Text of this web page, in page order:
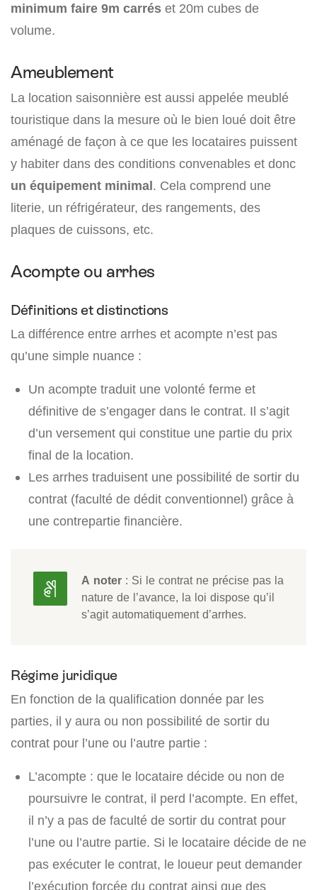
minimum faire 9m carrés et 20m cubes de
volume.
Ameublement
La location saisonnière est aussi appelée meublé
touristique dans la mesure où le bien loué doit être
aménagé de façon à ce que les locataires puissent
y habiter dans des conditions convenables et donc
un équipement minimal. Cela comprend une
literie, un réfrigérateur, des rangements, des
plaques de cuissons, etc.
Acompte ou arrhes
Définitions et distinctions
La différence entre arrhes et acompte n’est pas
qu’une simple nuance :
Un acompte traduit une volonté ferme et
définitive de s’engager dans le contrat. Il s’agit
d’un versement qui constitue une partie du prix
final de la location.
Les arrhes traduisent une possibilité de sortir du
contrat (faculté de dédit conventionnel) grâce à
une contrepartie financière.
A noter : Si le contrat ne précise pas la
nature de l’avance, la loi dispose qu’il
s’agit automatiquement d’arrhes.
Régime juridique
En fonction de la qualification donnée par les
parties, il y aura ou non possibilité de sortir du
contrat pour l’une ou l’autre partie :
L’acompte : que le locataire décide ou non de
poursuivre le contrat, il perd l’acompte. En effet,
il n’y a pas de faculté de sortir du contrat pour
l’une ou l’autre partie. Si le locataire décide de ne
pas exécuter le contrat, le loueur peut demander
l’exécution forcée du contrat ainsi que des